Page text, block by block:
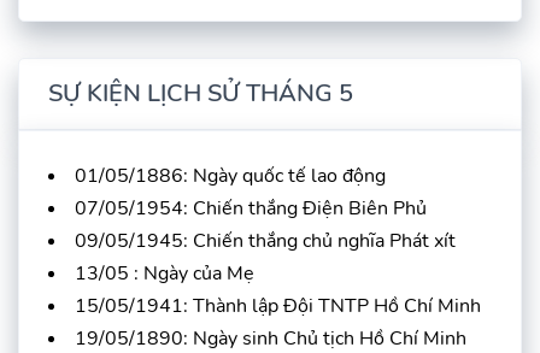
SỰ KIỆN LỊCH SỬ THÁNG 5
01/05/1886: Ngày quốc tế lao động
07/05/1954: Chiến thắng Điện Biên Phủ
09/05/1945: Chiến thắng chủ nghĩa Phát xít
13/05 : Ngày của Mẹ
15/05/1941: Thành lập Đội TNTP Hồ Chí Minh
19/05/1890: Ngày sinh Chủ tịch Hồ Chí Minh